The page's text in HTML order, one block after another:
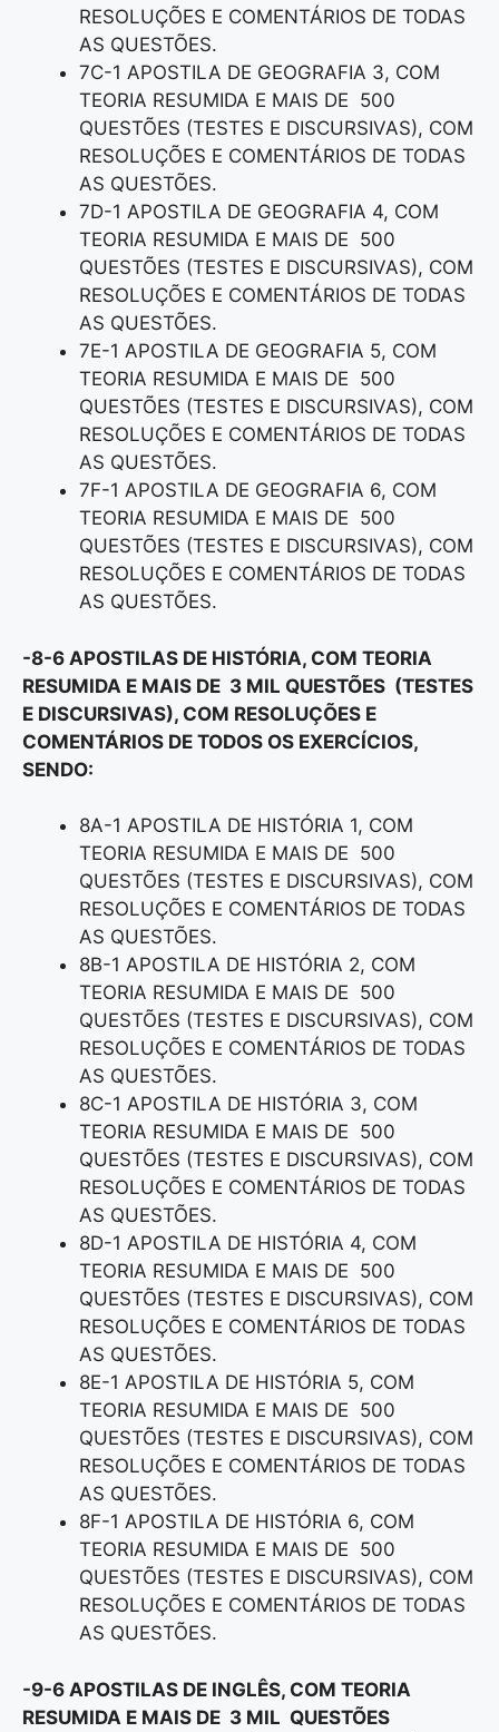
RESOLUÇÕES E COMENTÁRIOS DE TODAS
AS QUESTÕES.
7C-1 APOSTILA DE GEOGRAFIA 3, COM
TEORIA RESUMIDA E MAIS DE 500
QUESTÕES (TESTES E DISCURSIVAS), COM
RESOLUÇÕES E COMENTÁRIOS DE TODAS
AS QUESTÕES.
7D-1 APOSTILA DE GEOGRAFIA 4, COM
TEORIA RESUMIDA E MAIS DE 500
QUESTÕES (TESTES E DISCURSIVAS), COM
RESOLUÇÕES E COMENTÁRIOS DE TODAS
AS QUESTÕES.
7E-1 APOSTILA DE GEOGRAFIA 5, COM
TEORIA RESUMIDA E MAIS DE 500
QUESTÕES (TESTES E DISCURSIVAS), COM
RESOLUÇÕES E COMENTÁRIOS DE TODAS
AS QUESTÕES.
7F-1 APOSTILA DE GEOGRAFIA 6, COM
TEORIA RESUMIDA E MAIS DE 500
QUESTÕES (TESTES E DISCURSIVAS), COM
RESOLUÇÕES E COMENTÁRIOS DE TODAS
AS QUESTÕES.
-8-6 APOSTILAS DE HISTÓRIA, COM TEORIA
RESUMIDA E MAIS DE 3 MIL QUESTÕES (TESTES
E DISCURSIVAS), COM RESOLUÇÕES E
COMENTÁRIOS DE TODOS OS EXERCÍCIOS,
SENDO:
8A-1 APOSTILA DE HISTÓRIA 1, COM
TEORIA RESUMIDA E MAIS DE 500
QUESTÕES (TESTES E DISCURSIVAS), COM
RESOLUÇÕES E COMENTÁRIOS DE TODAS
AS QUESTÕES.
8B-1 APOSTILA DE HISTÓRIA 2, COM
TEORIA RESUMIDA E MAIS DE 500
QUESTÕES (TESTES E DISCURSIVAS), COM
RESOLUÇÕES E COMENTÁRIOS DE TODAS
AS QUESTÕES.
8C-1 APOSTILA DE HISTÓRIA 3, COM
TEORIA RESUMIDA E MAIS DE 500
QUESTÕES (TESTES E DISCURSIVAS), COM
RESOLUÇÕES E COMENTÁRIOS DE TODAS
AS QUESTÕES.
8D-1 APOSTILA DE HISTÓRIA 4, COM
TEORIA RESUMIDA E MAIS DE 500
QUESTÕES (TESTES E DISCURSIVAS), COM
RESOLUÇÕES E COMENTÁRIOS DE TODAS
AS QUESTÕES.
8E-1 APOSTILA DE HISTÓRIA 5, COM
TEORIA RESUMIDA E MAIS DE 500
QUESTÕES (TESTES E DISCURSIVAS), COM
RESOLUÇÕES E COMENTÁRIOS DE TODAS
AS QUESTÕES.
8F-1 APOSTILA DE HISTÓRIA 6, COM
TEORIA RESUMIDA E MAIS DE 500
QUESTÕES (TESTES E DISCURSIVAS), COM
RESOLUÇÕES E COMENTÁRIOS DE TODAS
AS QUESTÕES.
-9-6 APOSTILAS DE INGLÊS, COM TEORIA
RESUMIDA E MAIS DE 3 MIL QUESTÕES